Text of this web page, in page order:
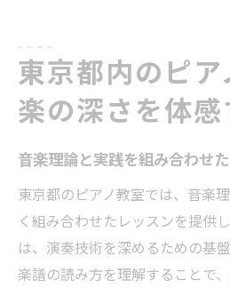
東京都内のピア
楽の深さを体感
音楽理論と実践を組み合わせ
東京都のピアノ教室では、音楽
く組み合わせたレッスンを提供
は、演奏技術を深めるための基
楽譜の読み方を理解することで